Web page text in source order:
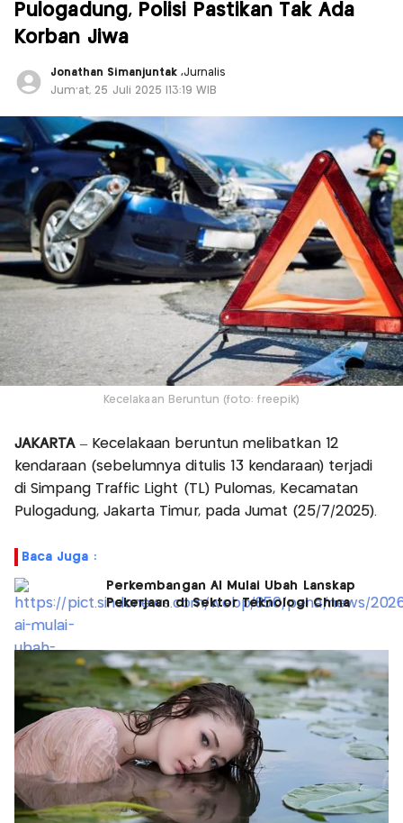
Pulogadung, Polisi Pastikan Tak Ada
Korban Jiwa
Jonathan Simanjuntak,Jurnalis
Jum'at, 25 Juli 2025 |13:19 WIB
Kecelakaan Beruntun (foto: freepik)
JAKARTA– Kecelakaan beruntun melibatkan 12
kendaraan (sebelumnya ditulis 13 kendaraan) terjadi
di Simpang Traffic Light (TL) Pulomas, Kecamatan
Pulogadung, Jakarta Timur, pada Jumat (25/7/2025).
Baca Juga :
Perkembangan AI Mulai Ubah Lanskap
Pekerjaan di Sektor Teknologi China